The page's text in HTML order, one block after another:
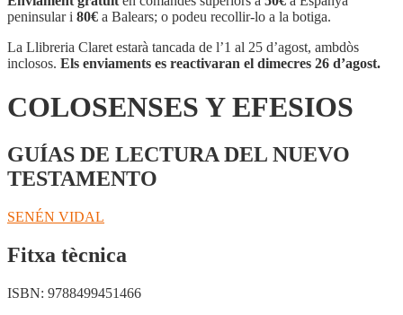
EFESIOS
peninsular i 80€ a Balears; o podeu recollir-lo a la botiga.
La Llibreria Claret estarà tancada de l’1 al 25 d’agost, ambdòs
inclosos. Els enviaments es reactivaran el dimecres 26 d’agost.
COLOSENSES Y EFESIOS
GUÍAS DE LECTURA DEL NUEVO
TESTAMENTO
SENÉN VIDAL
Fitxa tècnica
ISBN: 9788499451466